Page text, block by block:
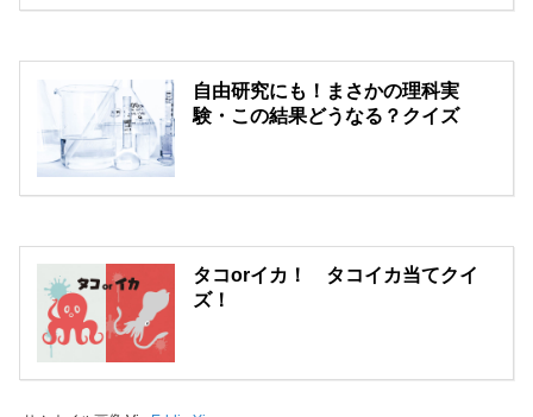
自由研究にも！まさかの理科実
験・この結果どうなる？クイズ
タコorイカ！ タコイカ当てクイ
ズ！